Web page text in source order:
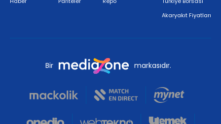
Akaryakıt Fiyatları
Bir markasıdır.